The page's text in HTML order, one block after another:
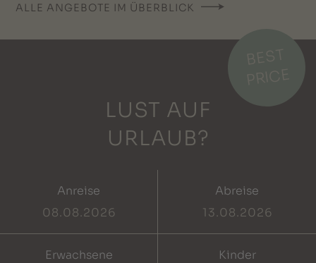
ALLE ANGEBOTE IM ÜBERBLICK
LUST AUF
URLAUB?
Anreise Abreise
Erwachsene Kinder